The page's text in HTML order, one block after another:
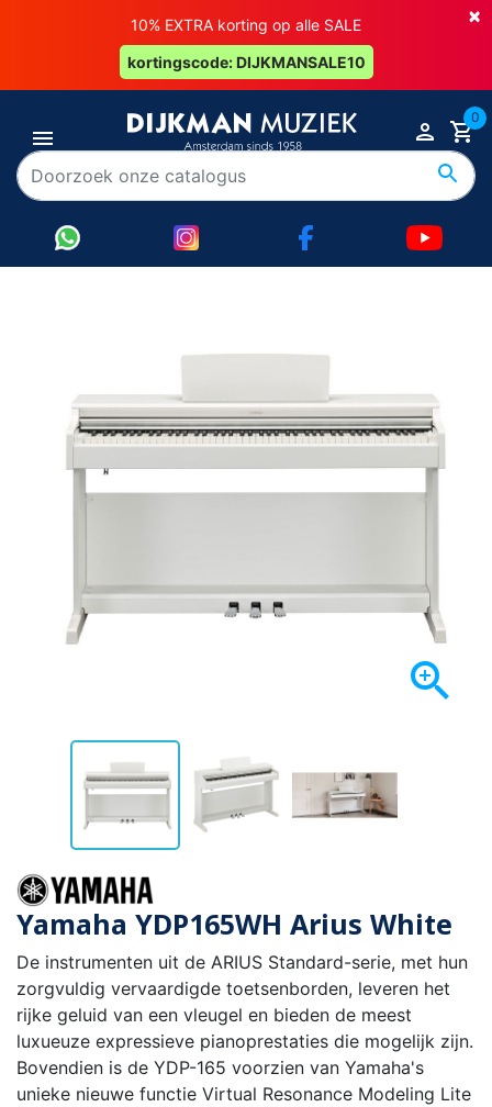
×
10% EXTRA korting op alle SALE
kortingscode: DIJKMANSALE10
0

Yamaha YDP165WH Arius White
De instrumenten uit de ARIUS Standard-serie, met hun
zorgvuldig vervaardigde toetsenborden, leveren het
rijke geluid van een vleugel en bieden de meest
luxueuze expressieve pianoprestaties die mogelijk zijn.
Bovendien is de YDP-165 voorzien van Yamaha's
unieke nieuwe functie Virtual Resonance Modeling Lite